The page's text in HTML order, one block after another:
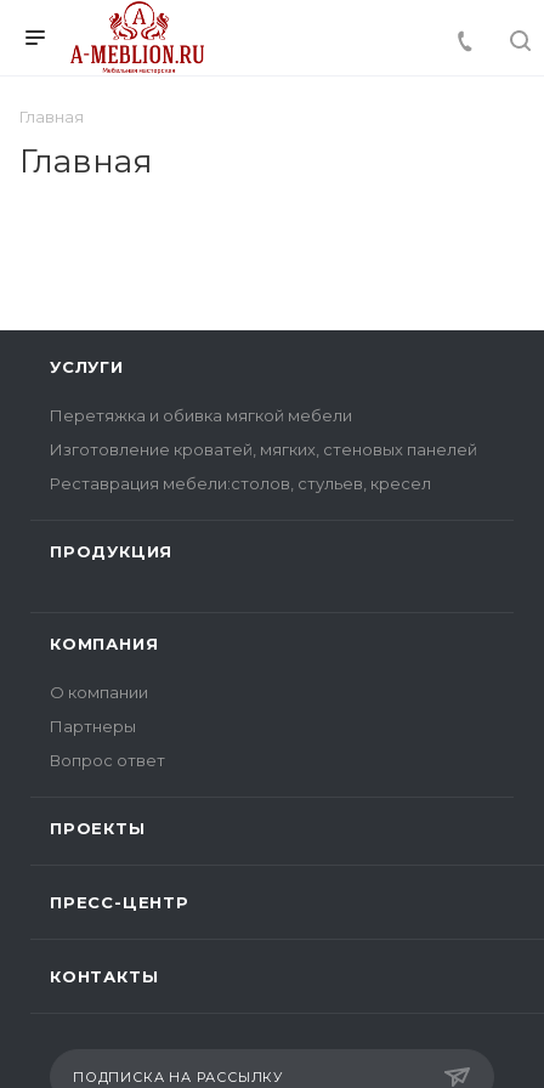
Главная
Главная
УСЛУГИ
Перетяжка и обивка мягкой мебели
Изготовление кроватей, мягких, стеновых панелей
Реставрация мебели:столов, стульев, кресел
ПРОДУКЦИЯ
КОМПАНИЯ
О компании
Партнеры
Вопрос ответ
ПРОЕКТЫ
ПРЕСС-ЦЕНТР
КОНТАКТЫ
ПОДПИСКА НА РАССЫЛКУ